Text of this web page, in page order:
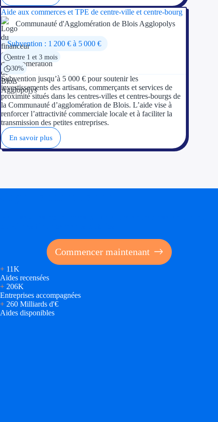
Aide aux commerces et TPE de centre-ville et centre-bourg
Communauté d'Agglomération de Blois Agglopolys
Subvention : 1 200 € à 5 000 €
entre 1 et 3 mois
30%
Subvention jusqu’à 5 000 € pour soutenir les
investissements des artisans, commerçants et services de
proximité situés dans les centres-villes et centres-bourgs de
la Communauté d’agglomération de Blois. L’aide vise à
renforcer l’attractivité commerciale locale et à faciliter la
transmission des petites entreprises.
En savoir plus
Commencer maintenant
+ 11K
Aides recensées
+ 206K
Entreprises accompagnées
+ 260 Milliards d'€
Aides disponibles